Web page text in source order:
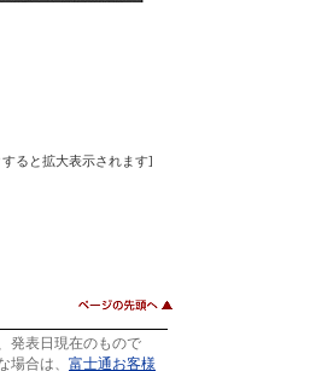
ると拡大表示されます]
発表日現在のもので
合は、 富士通お客様